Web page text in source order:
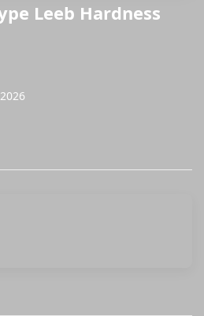
Leeb Hardness